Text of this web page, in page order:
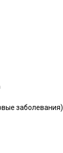
заболевания)